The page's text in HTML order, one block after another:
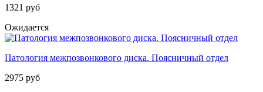
1321 руб
Ожидается
Патология межпозвонкового диска. Поясничный отдел
2975 руб